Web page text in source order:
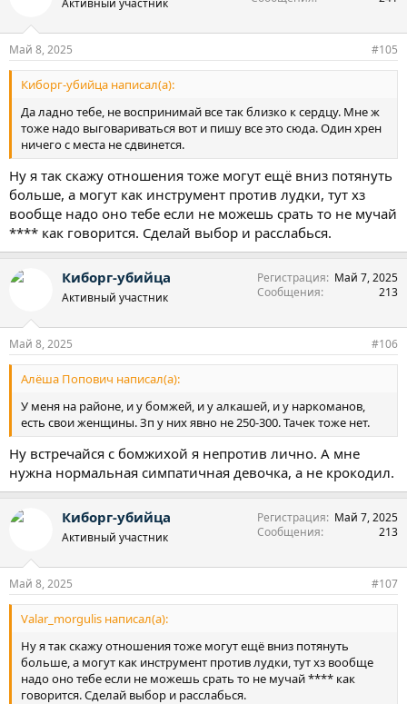
Май 8, 2025 #105
Киборг-убийца написал(а):
Да ладно тебе, не воспринимай все так близко к сердцу. Мне ж
тоже надо выговариваться вот и пишу все это сюда. Один хрен
ничего с места не сдвинется.
Ну я так скажу отношения тоже могут ещё вниз потянуть
больше, а могут как инструмент против лудки, тут хз
вообще надо оно тебе если не можешь срать то не мучай
**** как говорится. Сделай выбор и расслабься.
Киборг-убийца
Активный участник
Регистрация
Май 7, 2025
Сообщения
213
Май 8, 2025 #106
Алёша Попович написал(а):
У меня на районе, и у бомжей, и у алкашей, и у наркоманов,
есть свои женщины. Зп у них явно не 250-300. Тачек тоже нет.
Ну встречайся с бомжихой я непротив лично. А мне
нужна нормальная симпатичная девочка, а не крокодил.
Киборг-убийца
Активный участник
Регистрация
Май 7, 2025
Сообщения
213
Май 8, 2025 #107
Valar_morgulis написал(а):
Ну я так скажу отношения тоже могут ещё вниз потянуть
больше, а могут как инструмент против лудки, тут хз вообще
надо оно тебе если не можешь срать то не мучай **** как
говорится. Сделай выбор и расслабься.